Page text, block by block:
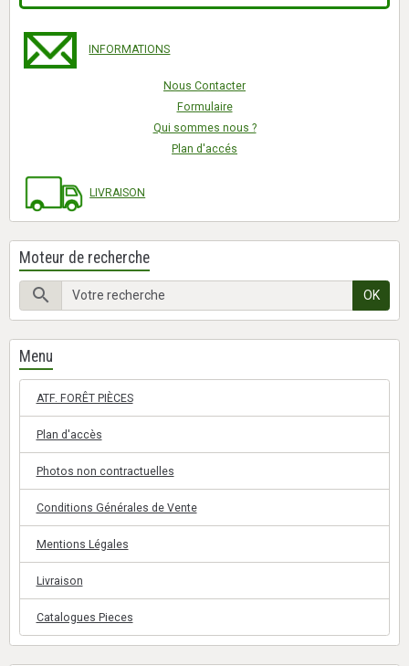
INFORMATIONS
Nous Contacter
Formulaire
Qui sommes nous ?
Plan d'accés
LIVRAISON
Moteur de recherche
OK
Menu
ATF. FORÊT PIÈCES
Plan d'accès
Photos non contractuelles
Conditions Générales de Vente
Mentions Légales
Livraison
Catalogues Pieces